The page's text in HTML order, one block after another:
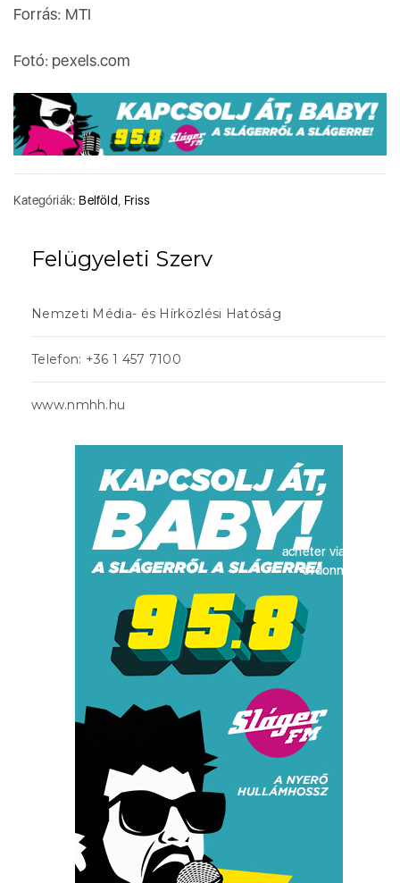
Forrás: MTI
Fotó: pexels.com
Kategóriák: Belföld Friss
Felügyeleti Szerv
Nemzeti Média- és Hírközlési Hatóság
Telefon: +36 1 457 7100
www.nmhh.hu
acheter viagra sans
ordonnance